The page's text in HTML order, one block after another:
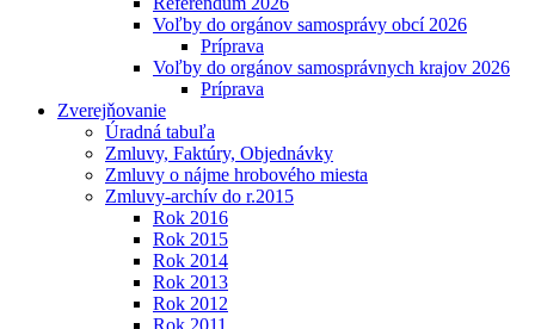
Voľby do orgánov samosprávy obcí 2026
Príprava
Voľby do orgánov samosprávnych krajov 2026
Príprava
Zverejňovanie
Úradná tabuľa
Zmluvy, Faktúry, Objednávky
Zmluvy o nájme hrobového miesta
Zmluvy-archív do r.2015
Rok 2016
Rok 2015
Rok 2014
Rok 2013
Rok 2012
Rok 2011